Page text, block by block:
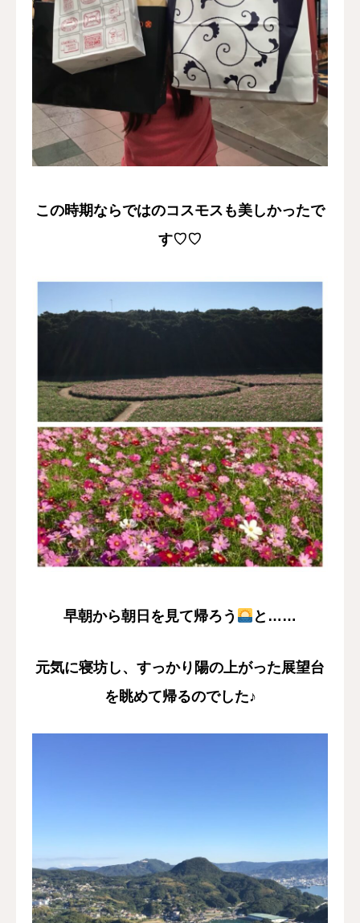
この時期ならではのコスモスも美しかったで
す♡♡
早朝から朝日を見て帰ろう と……
元気に寝坊し、すっかり陽の上がった展望台
を眺めて帰るのでした♪